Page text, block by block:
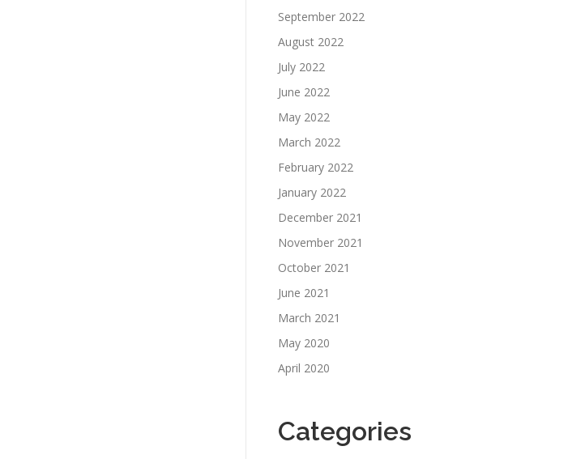
September 2022
August 2022
July 2022
June 2022
May 2022
March 2022
February 2022
January 2022
December 2021
November 2021
October 2021
June 2021
March 2021
May 2020
April 2020
Categories